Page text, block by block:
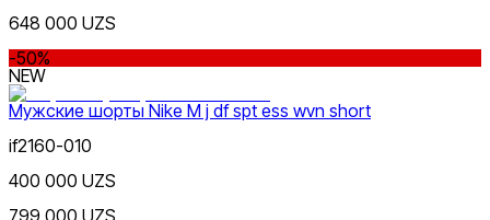
648 000 UZS
-50%
NEW
Мужские шорты Nike M j df spt ess wvn short
if2160-010
400 000 UZS
799 000 UZS